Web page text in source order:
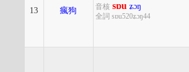
13 瘋狗 音核 sɒu ʑɔŋ
全詞 sɒu520ʑɔŋ44